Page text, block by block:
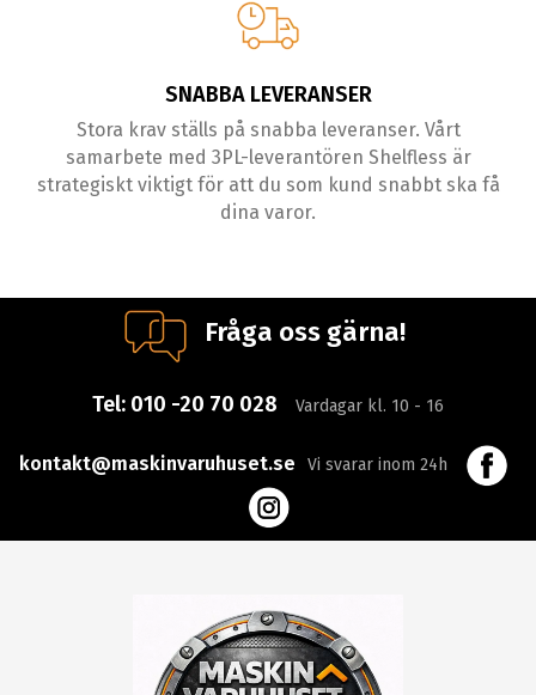
SNABBA LEVERANSER
Stora krav ställs på snabba leveranser. Vårt
samarbete med 3PL-leverantören Shelfless är
strategiskt viktigt för att du som kund snabbt ska få
dina varor.
Fråga oss gärna!
Tel: 010 -20 70 028 Vardagar kl. 10 - 16
kontakt@maskinvaruhuset.se Vi svarar inom 24h